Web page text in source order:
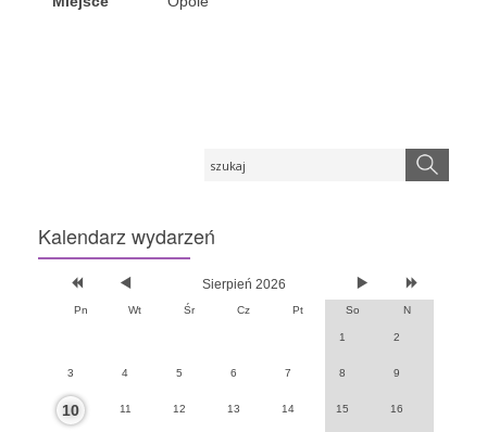
Kalendarz wydarzeń
Sierpień 2026
Pn Wt Śr Cz Pt So N
1 2
3 4 5 6 7 8 9
10 11 12 13 14 15 16